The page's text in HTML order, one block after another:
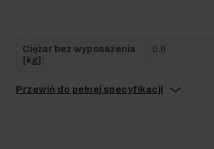
Ciężar bez wyposażenia
[kg]:
0.6
Przewiń do pełnej specyfikacji